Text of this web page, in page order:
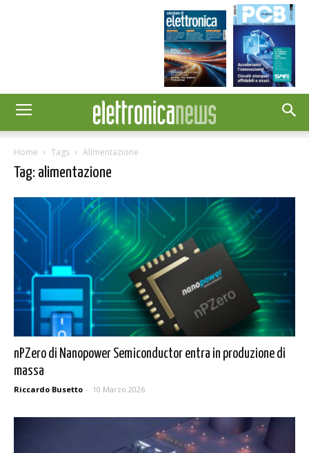
Home Tags Alimentazione
Tag: alimentazione
nPZero di Nanopower Semiconductor entra in produzione di
massa
Riccardo Busetto - 10 Marzo 2026